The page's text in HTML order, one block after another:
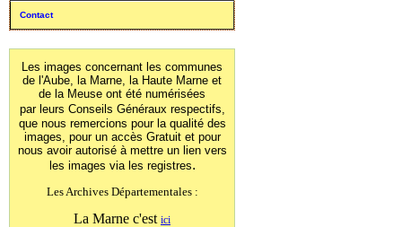
Contact
Les images concernant les communes
de l'Aube, la Marne, la Haute Marne et
de la Meuse ont été numérisées
par leurs Conseils Généraux respectifs,
que nous remercions pour la qualité des
images, pour un accès Gratuit et pour
nous avoir autorisé à mettre un lien vers
les images via les registres.
Les Archives Départementales :
La Marne c'est ici